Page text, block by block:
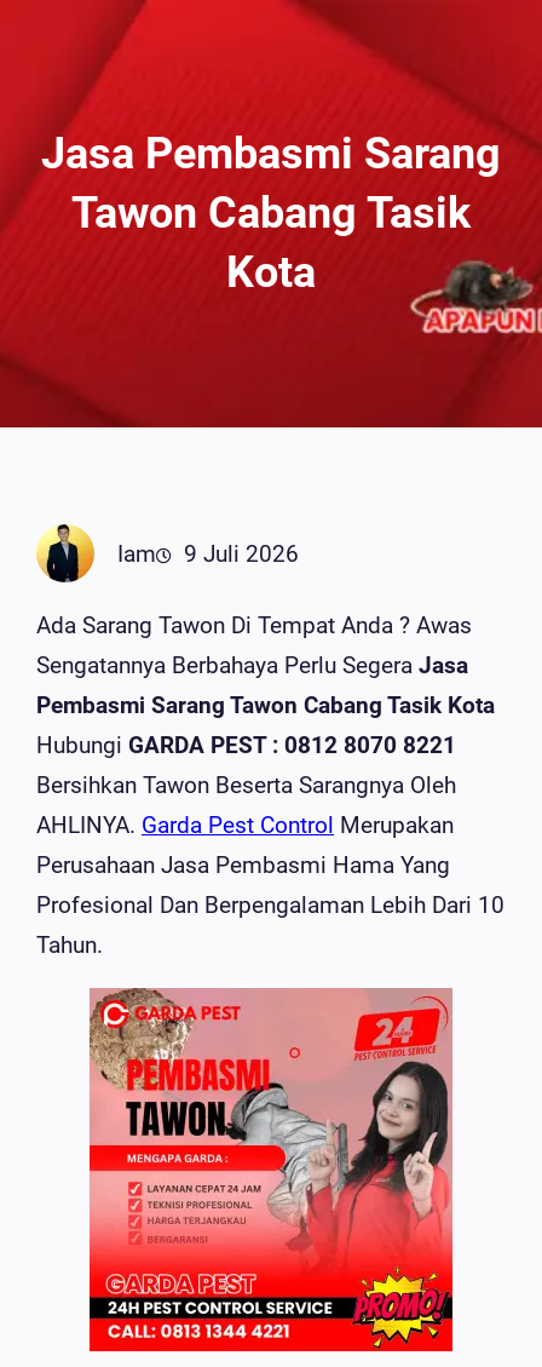
Jasa Pembasmi Sarang
Tawon Cabang Tasik
Kota
Iam 9 Juli 2026
Ada Sarang Tawon Di Tempat Anda ? Awas
Sengatannya Berbahaya Perlu Segera Jasa
Pembasmi Sarang Tawon Cabang Tasik Kota
Hubungi GARDA PEST : 0812 8070 8221
Bersihkan Tawon Beserta Sarangnya Oleh
AHLINYA. Garda Pest Control Merupakan
Perusahaan Jasa Pembasmi Hama Yang
Profesional Dan Berpengalaman Lebih Dari 10
Tahun.